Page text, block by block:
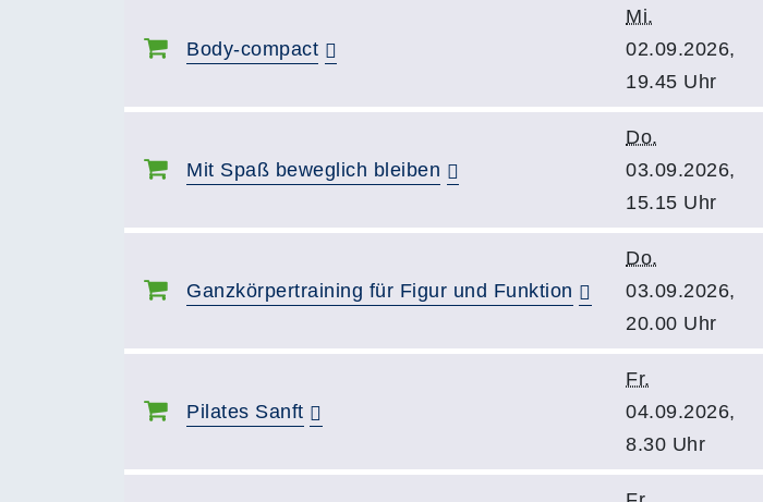
Body-compact
Mi.
02.09.2026,
19.45 Uhr
Mit Spaß beweglich bleiben
Do.
03.09.2026,
15.15 Uhr
Ganzkörpertraining für Figur und Funktion
Do.
03.09.2026,
20.00 Uhr
Pilates Sanft
Fr.
04.09.2026,
8.30 Uhr